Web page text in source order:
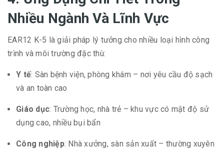
Nhiều Ngành Và Lĩnh Vực
EAR12 K-5 là giải pháp lý tưởng cho nhiều loại hình công
trình và môi trường đặc thù:
Y tế: Sàn bệnh viện, phòng khám – nơi yêu cầu độ sạch
và an toàn cao
Giáo dục: Trường học, nhà trẻ – khu vực có mật độ sử
dụng cao, nhiều bụi bẩn
Công nghiệp: Nhà xưởng, sàn sản xuất – thường xuyên